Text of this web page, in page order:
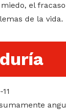
el
de la vida.